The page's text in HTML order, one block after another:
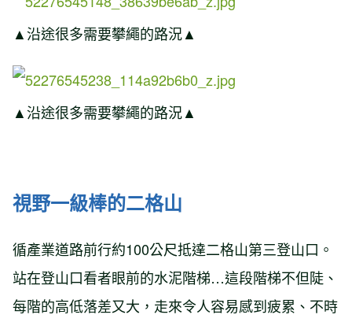
▲沿途很多需要攀繩的路況▲
▲沿途很多需要攀繩的路況▲
視野一級棒的二格山
循產業道路前行約100公尺抵達二格山第三登山口。
站在登山口看者眼前的水泥階梯…這段階梯不但陡、
每階的高低落差又大，走來令人容易感到疲累、不時